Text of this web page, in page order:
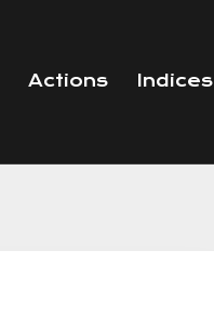
Actions Indices